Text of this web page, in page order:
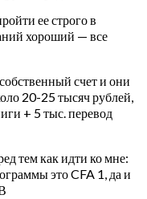
ее строго в
хороший — все
счет и они
20-25 тысяч рублей,
+ 5 тыс. перевод
тем как идти ко мне:
это CFA 1, да и